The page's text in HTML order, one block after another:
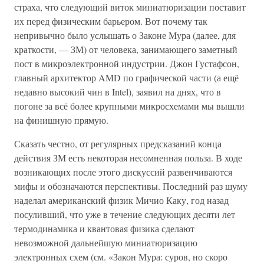
страха, что следующий виток миниатюризации поставит
их перед физическим барьером. Вот почему так
непривычно было услышать о Законе Мура (далее, для
краткости, — ЗМ) от человека, занимающего заметный
пост в микроэлектронной индустрии. Джон Густафсон,
главный архитектор AMD по графической части (а ещё
недавно высокий чин в Intel), заявил на днях, что в
погоне за всё более крупными микросхемами мы вышли
на финишную прямую.
Сказать честно, от регулярных предсказаний конца
действия ЗМ есть некоторая несомненная польза. В ходе
возникающих после этого дискуссий развенчиваются
мифы и обозначаются перспективы. Последний раз шуму
наделал американский физик Мичио Каку, год назад
посуливший, что уже в течение следующих десяти лет
термодинамика и квантовая физика сделают
невозможной дальнейшую миниатюризацию
электронных схем (см. «Закон Мура: суров, но скоро